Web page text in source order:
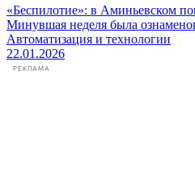
«Беспилотие»: в Аминьевском
Минувшая неделя была
Автоматизация и технологии
22.01.2026
РЕКЛАМА